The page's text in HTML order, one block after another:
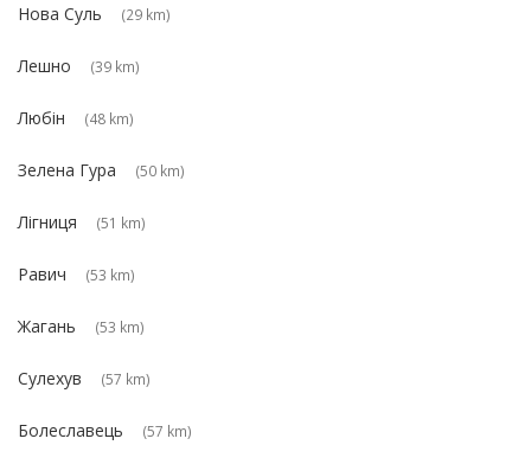
Нова Суль (29 km)
Лешно (39 km)
Любін (48 km)
Зелена Гура (50 km)
Лігниця (51 km)
Равич (53 km)
Жагань (53 km)
Сулехув (57 km)
Болеславець (57 km)